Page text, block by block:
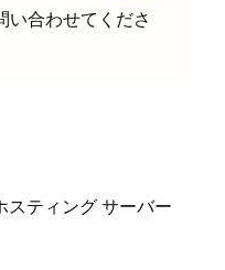
い合わせてくださ
ステ⁠ィング サ⁠ーバ⁠ー